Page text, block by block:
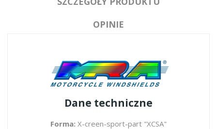
OPINIE
Dane techniczne
Forma: X-creen-sport-part "XCSA"